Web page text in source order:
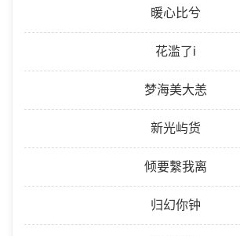
暖心比兮
花滥了i
梦海美大恙
新光屿货
倾要繫我离
归幻你钟